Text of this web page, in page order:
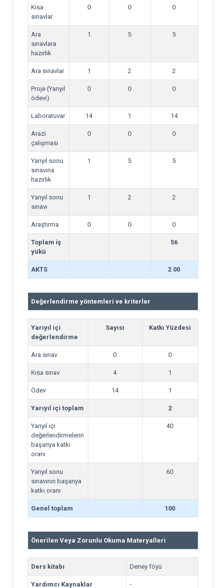
Kısa
sınavlar
0 0 0
Ara
sınavlara
hazırlık
1 5 5
Ara sınavlar 1 2 2
Proje (Yarıyıl
ödevi)
0 0 0
Laboratuvar 14 1 14
Arazi
çalışması
0 0 0
Yarıyıl sonu
sınavına
hazırlık
1 5 5
Yarıyıl sonu
sınavı
1 2 2
Araştırma 0 0 0
Toplam iş
yükü
56
AKTS 2.00
Değerlendirme yöntemleri ve kriterler
Yarıyıl içi
değerlendirme
Sayısı Katkı Yüzdesi
Ara sınav 0 0
Kısa sınav 4 1
Ödev 14 1
Yarıyıl içi toplam 2
Yarıyıl içi
değerlendirmelerin
başarıya katkı
oranı
40
Yarıyıl sonu
sınavının başarıya
katkı oranı
60
Genel toplam 100
Önerilen Veya Zorunlu Okuma Materyalleri
Ders kitabı Deney föyü
Yardımcı Kaynaklar -